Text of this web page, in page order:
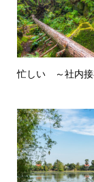
忙しい ～社内接